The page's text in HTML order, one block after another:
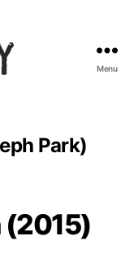
Menu
Park)
(2015)